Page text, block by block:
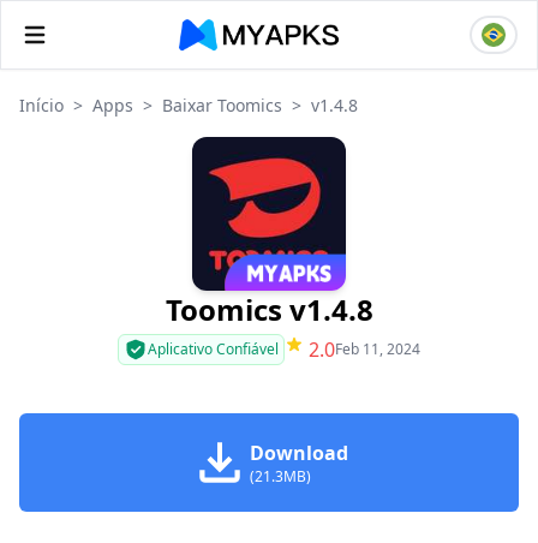
Início > Apps > Baixar Toomics > v1.4.8
Toomics v1.4.8
Aplicativo Confiável 2.0Feb 11, 2024
Download
(21.3MB)